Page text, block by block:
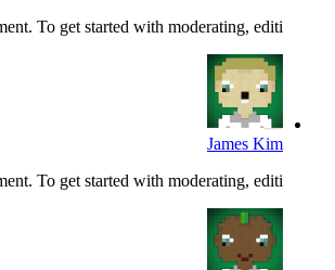
To get started with moderating, editi...
James Kim
To get started with moderating, editi...